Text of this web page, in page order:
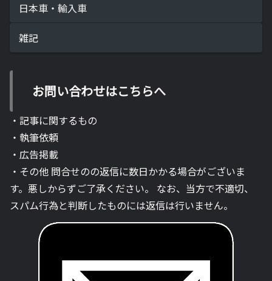
日本車・輸入車
雑記
お問い合わせはこちらへ
・記事に関するもの
・執筆依頼
・広告掲載
・その他 問合せのの返信に数日かかる場合がございま
す。悪しからずご了承ください。 なお、当方で不適切、
スパム行為と判断したものには返信は行いません。